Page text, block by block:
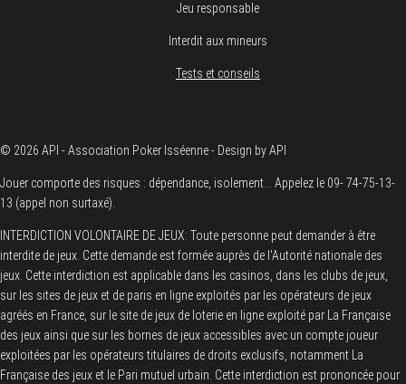
Jeu responsable
Interdit aux mineurs
Tests et conseils
© 2026 API - Association Poker Isséenne - Design by API
Jouer comporte des risques : dépendance, isolement... Appelez le 09- 74-75-13-
13 (appel non surtaxé).
INTERDICTION VOLONTAIRE DE JEUX: Toute personne peut demander à être
interdite de jeux. Cette demande est formée auprès de l'Autorité nationale des
jeux. Cette interdiction est applicable dans les casinos, dans les clubs de jeux,
sur les sites de jeux et de paris en ligne exploités par les opérateurs de jeux
agréés en France, sur le site de jeux de loterie en ligne exploité par La Française
des jeux ainsi que sur les bornes de jeux accessibles avec un compte joueur
exploitées par les opérateurs titulaires de droits exclusifs, notamment La
Française des jeux et le Pari mutuel urbain. Cette interdiction est prononcée pour